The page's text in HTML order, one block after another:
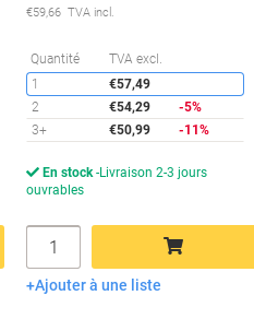
Économies
€59,66 TVA incl.
Quantité TVA excl.
1
€57,49
2
€54,29
-5%
3+
€50,99 -11%
En stock Livraison 2-3 jours
ouvrables
Quantité
Ajouter au panier
Ajouter à une liste